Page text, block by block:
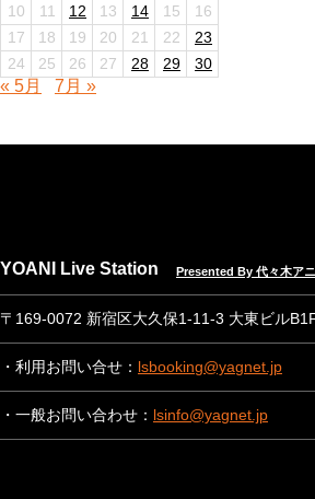
10
11 12 13 14 15
16
17
18 19 20 21 22
23
24
25 26 27 28 29 30
« 5月 7月 »
YOANI Live Station Presented By 代々木ア
〒169-0072 新宿区大久保1-11-3 大東ビル
・利用お問い合せ： lsbooking@yagnet.jp
・一般お問い合わせ： lsinfo@yagnet.jp